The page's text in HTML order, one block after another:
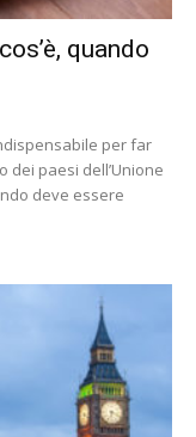
quando
per far
dei paesi dell’Unione
deve essere